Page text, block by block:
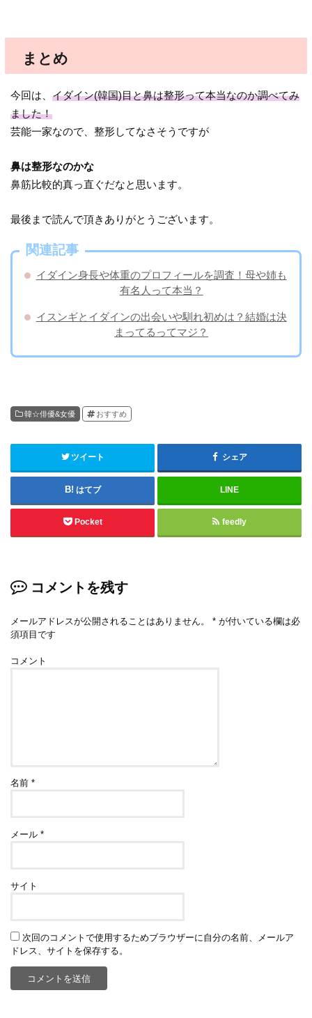
まとめ
今回は、イダイン(韓国)目と鼻は整形って本当なのか調べてみ
ました！
芸能一家なので、整形してなさそうですが
鼻は整形なのかな
鼻筋比較的真っ直ぐだなと思います。
最後まで読んで頂きありがとうございます。
関連記事
イダイン身長や体重のプロフィールを調査！母や姉も
有名人って本当？
イスンギとイダインの出会いや馴れ初めは？結婚は決
まってるってマジ？
韓☆俳優&女優 おすすめ
ツイート シェア
はてブ LINE
Pocket feedly
コメントを残す
メールアドレスが公開されることはありません。 * が付いている欄は必
須項目です
コメント
名前*
メール*
サイト
次回のコメントで使用するためブラウザーに自分の名前、メールア
ドレス、サイトを保存する。